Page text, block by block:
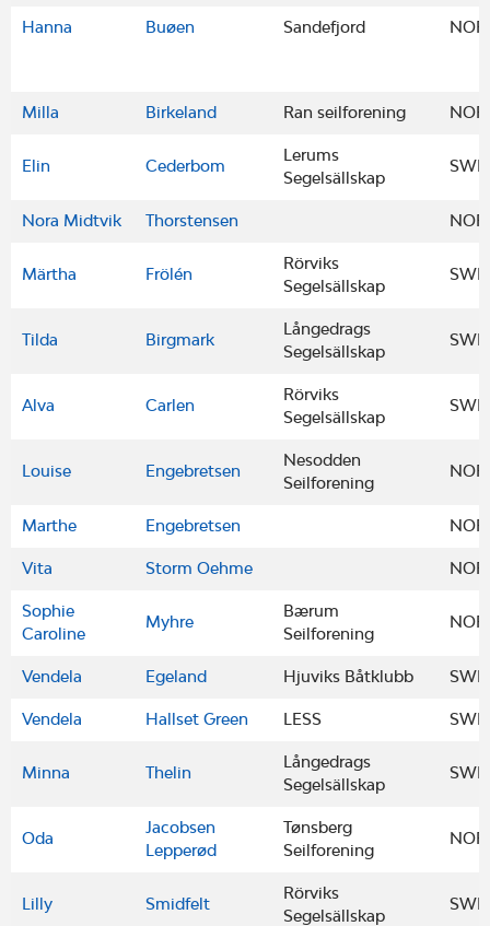
Hanna Buøen Sandefjord NOR
Milla Birkeland Ran seilforening NOR
Elin Cederbom
Lerums
Segelsällskap
SWE
Nora Midtvik Thorstensen NOR
Märtha Frölén
Rörviks
Segelsällskap
SWE
Tilda Birgmark
Långedrags
Segelsällskap
SWE
Alva Carlen
Rörviks
Segelsällskap
SWE
Louise Engebretsen
Nesodden
Seilforening
NOR
Marthe Engebretsen NOR
Vita Storm Oehme NOR
Sophie
Caroline
Myhre
Bærum
Seilforening
NOR
Vendela Egeland Hjuviks Båtklubb SWE
Vendela Hallset Green LESS SWE
Minna Thelin
Långedrags
Segelsällskap
SWE
Oda
Jacobsen
Lepperød
Tønsberg
Seilforening
NOR
Lilly Smidfelt
Rörviks
Segelsällskap
SWE